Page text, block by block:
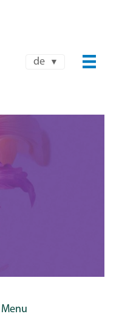
de
2026
8. AUGUST